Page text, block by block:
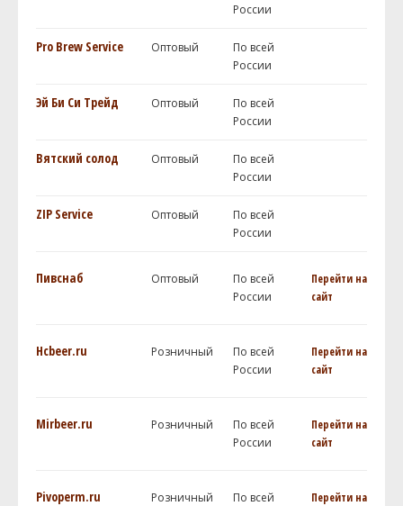
России
Pro Brew Service Оптовый
По всей
России
Эй Би Си Трейд Оптовый
По всей
России
Вятский солод Оптовый
По всей
России
ZIP Service Оптовый
По всей
России
Пивснаб Оптовый
По всей
России
Перейти на
сайт
Hcbeer.ru Розничный
По всей
России
Перейти на
сайт
Mirbeer.ru Розничный
По всей
России
Перейти на
сайт
Pivoperm.ru Розничный
По всей
Перейти на